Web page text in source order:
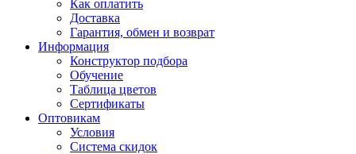
Как оплатить
Доставка
Гарантия, обмен и возврат
Информация
Конструктор подбора
Обучение
Таблица цветов
Сертификаты
Оптовикам
Условия
Система скидок